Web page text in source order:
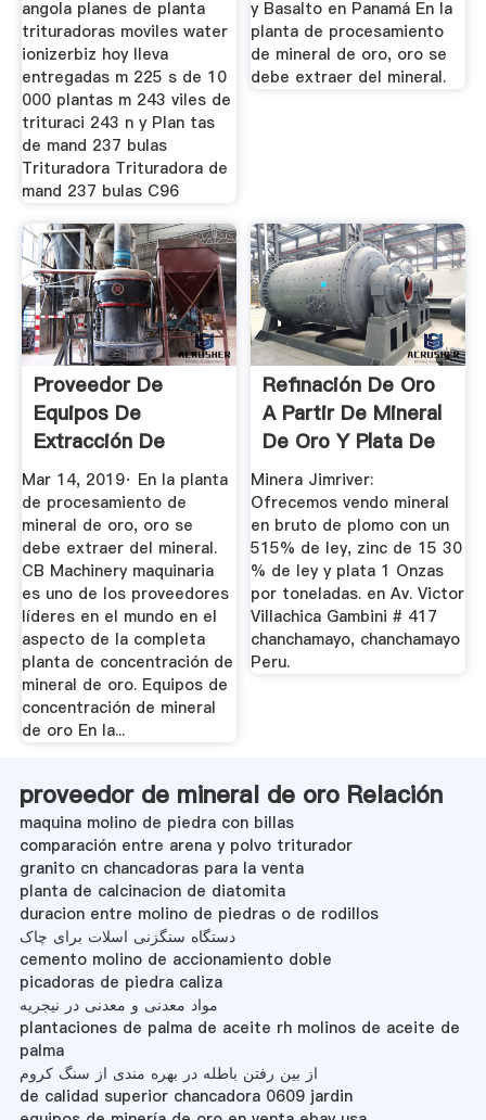
angola planes de planta
trituradoras moviles water
ionizerbiz hoy lleva
entregadas m 225 s de 10
000 plantas m 243 viles de
trituraci 243 n y Plan tas
de mand 237 bulas
Trituradora Trituradora de
mand 237 bulas C96
y Basalto en Panamá En la
planta de procesamiento
de mineral de oro, oro se
debe extraer del mineral.
Proveedor De
Equipos De
Extracción De
Mineral De Oro En
...
Mar 14, 2019· En la planta
de procesamiento de
mineral de oro, oro se
debe extraer del mineral.
CB Machinery maquinaria
es uno de los proveedores
líderes en el mundo en el
aspecto de la completa
planta de concentración de
mineral de oro. Equipos de
concentración de mineral
de oro En la...
Refinación De Oro
A Partir De Mineral
De Oro Y Plata De
...
Minera Jimriver:
Ofrecemos vendo mineral
en bruto de plomo con un
515% de ley, zinc de 15 30
% de ley y plata 1 Onzas
por toneladas. en Av. Victor
Villachica Gambini # 417
chanchamayo, chanchamayo
Peru.
proveedor de mineral de oro Relación
maquina molino de piedra con billas
comparación entre arena y polvo triturador
granito cn chancadoras para la venta
planta de calcinacion de diatomita
duracion entre molino de piedras o de rodillos
دستگاه سنگزنی اسلات برای چاک
cemento molino de accionamiento doble
picadoras de piedra caliza
مواد معدنی و معدنی در نیجریه
plantaciones de palma de aceite rh molinos de aceite de
palma
از بین رفتن باطله در بهره مندی از سنگ کروم
de calidad superior chancadora 0609 jardin